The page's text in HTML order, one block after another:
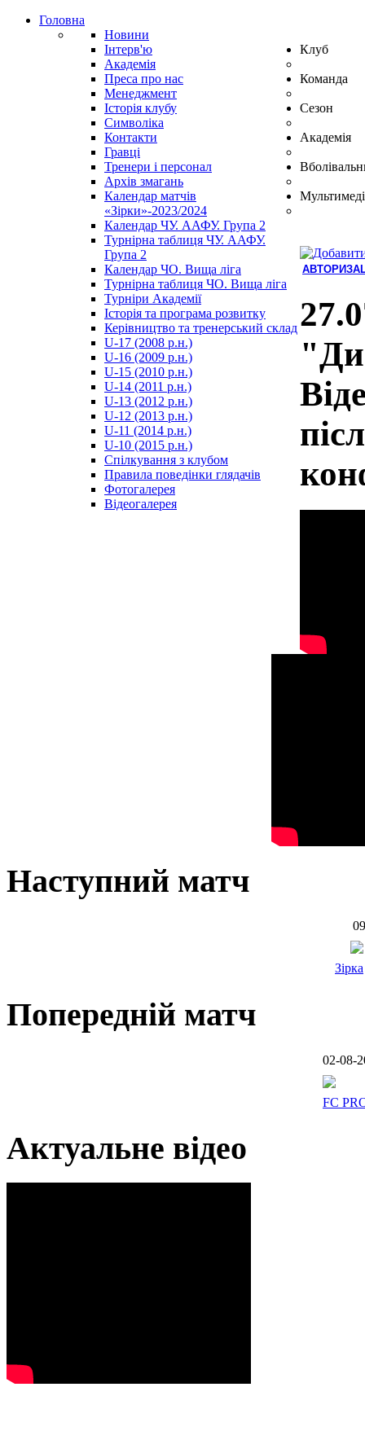
Головна
Новини
Інтерв'ю
Академія
Преса про нас
Клуб
Менеджмент
Історія клубу
Символіка
Контакти
Команда
Гравці
Тренери і персонал
Архів змагань
Сезон
Календар матчів
«Зірки»-2023/2024
Календар ЧУ. ААФУ. Група 2
Турнірна таблиця ЧУ. ААФУ.
Група 2
Календар ЧО. Вища ліга
Турнірна таблиця ЧО. Вища ліга
Академія
Турніри Академії
Історія та програма розвитку
Керівництво та тренерський склад
U-17 (2008 р.н.)
U-16 (2009 р.н.)
U-15 (2010 р.н.)
U-14 (2011 р.н.)
U-13 (2012 р.н.)
U-12 (2013 р.н.)
U-11 (2014 р.н.)
U-10 (2015 р.н.)
Спілкування з клубом
Правила поведінки глядачів
Фотогалерея
Відеогалерея
Наступний матч
Зірка
Попередній матч
02-08-
FC
Актуальне відео